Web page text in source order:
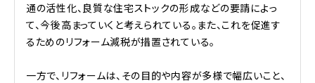
通の活性化、良質な住宅ストックの形成などの要請によっ
て、今後高まっていくと考えられている。また、これを促進す
るためのリフォーム減税が措置されている。
一方で、リフォームは、その目的や内容が多様で幅広いこと、